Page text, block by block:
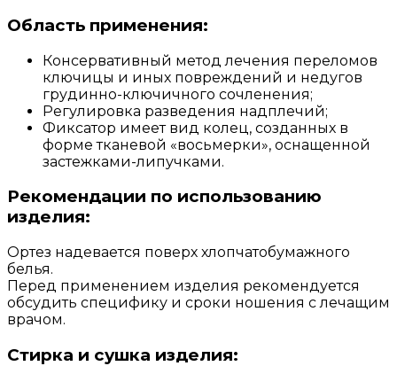
Область применения:
Консервативный метод лечения переломов
ключицы и иных повреждений и недугов
грудинно-ключичного сочленения;
Регулировка разведения надплечий;
Фиксатор имеет вид колец, созданных в
форме тканевой «восьмерки», оснащенной
застежками-липучками.
Рекомендации по использованию
изделия:
Ортез надевается поверх хлопчатобумажного
белья.
Перед применением изделия рекомендуется
обсудить специфику и сроки ношения с лечащим
врачом.
Стирка и сушка изделия: